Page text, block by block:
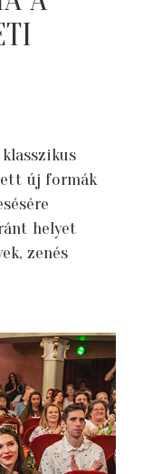
új formák
helyet
zenés